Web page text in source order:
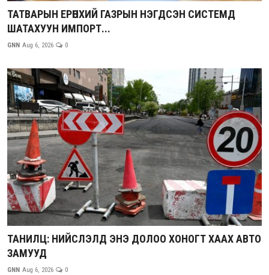
ТАТВАРЫН ЕРӨНХИЙ ГАЗРЫН НЭГДСЭН СИСТЕМД
ШАТАХУУН ИМПОРТ...
GNN Aug 6, 2026 0
ТАНИЛЦ: НИЙСЛЭЛД ЭНЭ ДОЛОО ХОНОГТ ХААХ АВТО
ЗАМУУД
GNN Aug 6, 2026 0